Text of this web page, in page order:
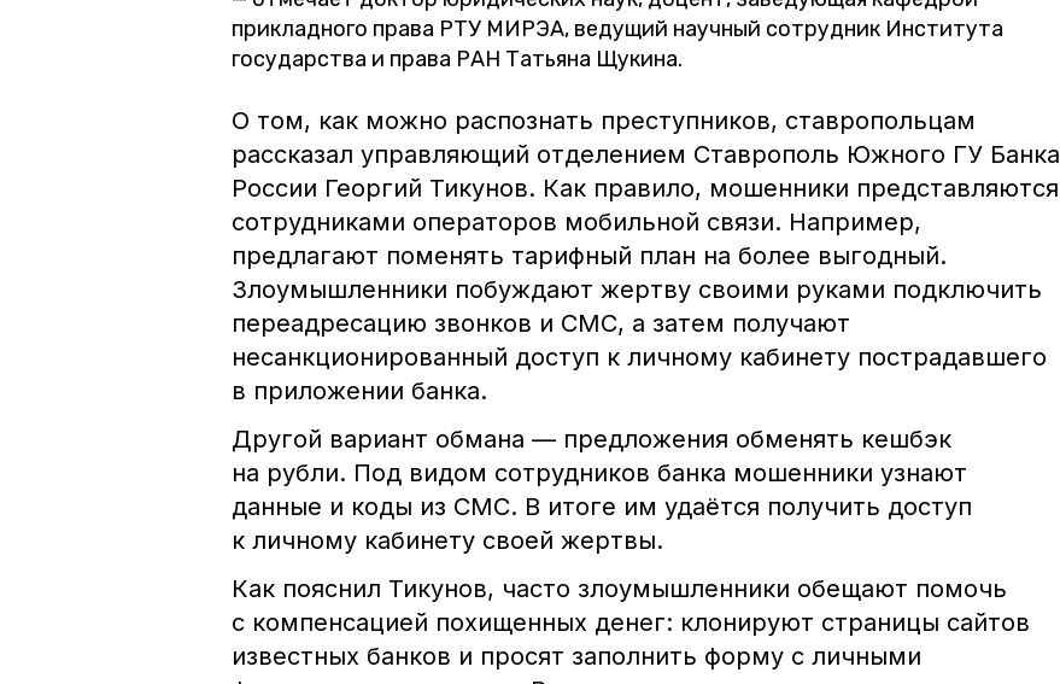
прикладного права РТУ МИРЭА, ведущий научный сотрудник Института
государства и права РАН Татьяна Щукина.
О том, как можно распознать преступников, ставропольцам
рассказал управляющий отделением Ставрополь Южного ГУ Банка
России Георгий Тикунов. Как правило, мошенники представляются
сотрудниками операторов мобильной связи. Например,
предлагают поменять тарифный план на более выгодный.
Злоумышленники побуждают жертву своими руками подключить
переадресацию звонков и СМС, а затем получают
несанкционированный доступ к личному кабинету пострадавшего
в приложении банка.
Другой вариант обмана — предложения обменять кешбэк
на рубли. Под видом сотрудников банка мошенники узнают
данные и коды из СМС. В итоге им удаётся получить доступ
к личному кабинету своей жертвы.
Как пояснил Тикунов, часто злоумышленники обещают помочь
с компенсацией похищенных денег: клонируют страницы сайтов
известных банков и просят заполнить форму с личными